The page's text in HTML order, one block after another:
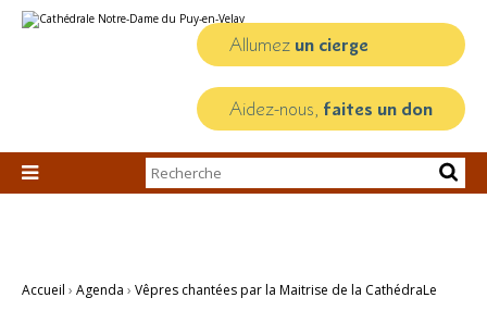
au
personnels
Allumez un cierge
Aidez-nous, faites un don

Chercher par
Recherche
Accueil › Agenda › Vêpres chantées par la Maitrise de la CathédraLe